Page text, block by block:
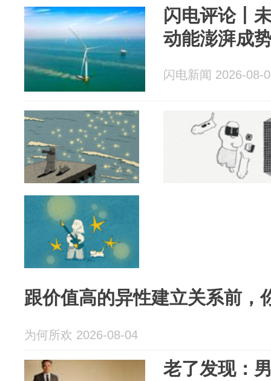
闪电评论丨
动能澎湃成
闪电新闻 2026-08-
跟价值高的异性建立关系前，
为何所欢 2026-08-04
老了发现：